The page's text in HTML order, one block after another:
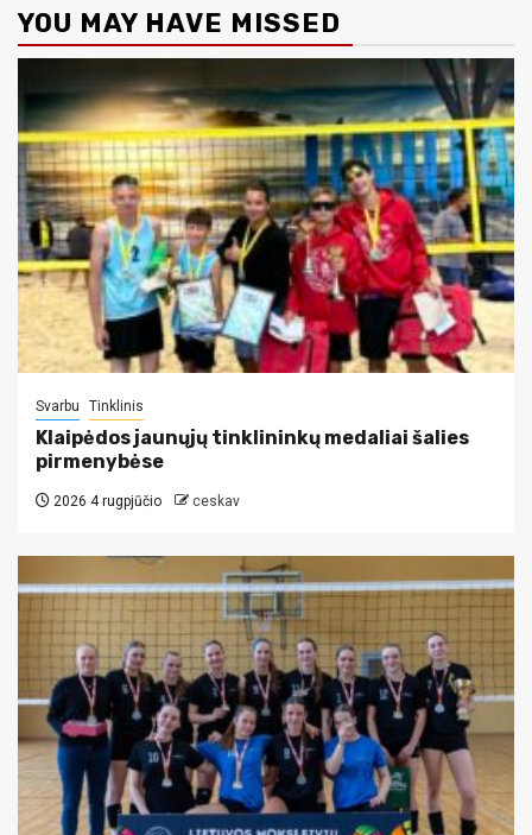
YOU MAY HAVE MISSED
Svarbu Tinklinis
Klaipėdos jaunųjų tinklininkų medaliai šalies
pirmenybėse
2026 4 rugpjūčio ceskav